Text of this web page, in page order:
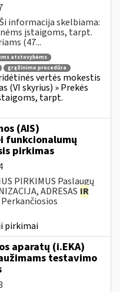
Ši informacija skelbiama:
įstaigoms, tarpt.
(47...
atstovybėms
grąžinimo procedūra
vertės mokestis
(VI skyrius) » Prekės
tarpt.
(AIS)
funkcionalumų
pirkimas
PIRKIMUS Paslaugų
ADRESAS IR
Perkančiosios
pirkimai
aparatų (i.EKA)
testavimo